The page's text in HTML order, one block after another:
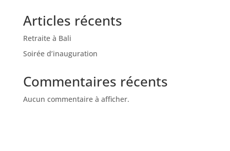
Articles récents
Retraite à Bali
Soirée d’inauguration
Commentaires récents
Aucun commentaire à afficher.